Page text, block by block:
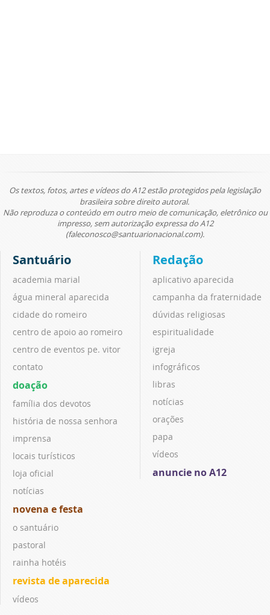
Os textos, fotos, artes e vídeos do A12 estão protegidos pela legislação
brasileira sobre direito autoral.
Não reproduza o conteúdo em outro meio de comunicação, eletrônico ou
impresso, sem autorização expressa do A12
(faleconosco@santuarionacional.com).
Santuário
academia marial
água mineral aparecida
cidade do romeiro
centro de apoio ao romeiro
centro de eventos pe. vitor
contato
doação
família dos devotos
história de nossa senhora
imprensa
locais turísticos
loja oficial
notícias
novena e festa
o santuário
pastoral
rainha hotéis
revista de aparecida
vídeos
Redação
aplicativo aparecida
campanha da fraternidade
dúvidas religiosas
espiritualidade
igreja
infográficos
libras
notícias
orações
papa
vídeos
anuncie no A12